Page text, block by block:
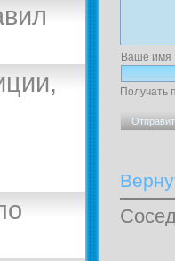
Ваше имя
Получать